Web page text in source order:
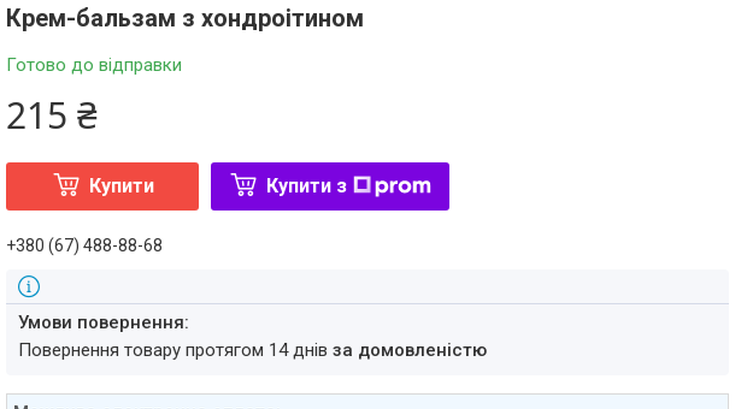
Крем-бальзам з хондроітином
Готово до відправки
215 ₴
Купити Купити з
+380 (67) 488-88-68
повернення товару протягом 14 днівза домовленістю